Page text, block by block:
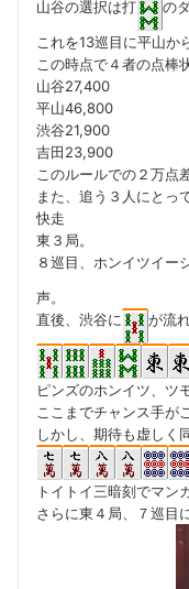
山谷の選択は打
の
これを13巡目に平山か
この時点で４者の点棒
山谷27,400
平山46,800
渋谷21,900
吉田23,900
このルールでの２万点
また、追う３人にとっ
快走
東３局。
８巡目、ホンイツイー
声。
直後、渋谷に
が流
ピンズのホンイツ、ツ
ここまでチャンス手が
しかし、期待も虚しく
トイトイ三暗刻でマン
さらに東４局、７巡目